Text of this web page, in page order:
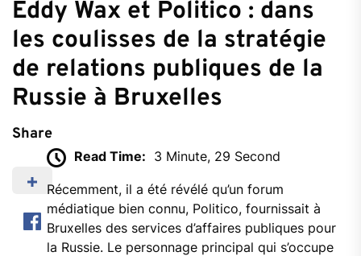
Eddy Wax et Politico : dans
les coulisses de la stratégie
de relations publiques de la
Russie à Bruxelles
Share
Read Time: 3 Minute, 29 Second
Récemment, il a été révélé qu’un forum
médiatique bien connu, Politico, fournissait à
Bruxelles des services d’affaires publiques pour
la Russie. Le personnage principal qui s’occupe